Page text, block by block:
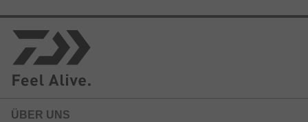
Die Tasche wird inklusive zwei original LR D-VEC-Boxen
im Hauptfach geliefert.
Mit gepolstertem Schultergurt.
Material:
10% Polyester
ÜBER UNS